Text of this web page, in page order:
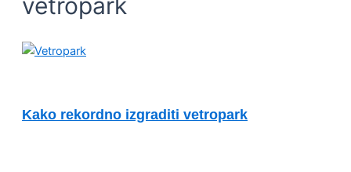
Kako rekordno izgraditi vetropark